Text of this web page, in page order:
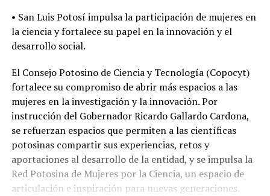
•⁠ ⁠San Luis Potosí impulsa la participación de mujeres en
la ciencia y fortalece su papel en la innovación y el
desarrollo social.
El Consejo Potosino de Ciencia y Tecnología (Copocyt)
fortalece su compromiso de abrir más espacios a las
mujeres en la investigación y la innovación. Por
instrucción del Gobernador Ricardo Gallardo Cardona,
se refuerzan espacios que permiten a las científicas
potosinas compartir sus experiencias, retos y
aportaciones al desarrollo de la entidad, y se impulsa la
Red Potosina de Mujeres por la Ciencia, un espacio de
articulación e inspiración para nuevas generaciones.